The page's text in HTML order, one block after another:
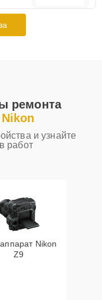
ремонта
и узнайте
работ
Nikon
Z9